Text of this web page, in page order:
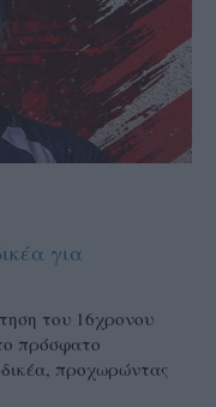
για
του 16χρονου
πρόσφατο
προχωρώντας